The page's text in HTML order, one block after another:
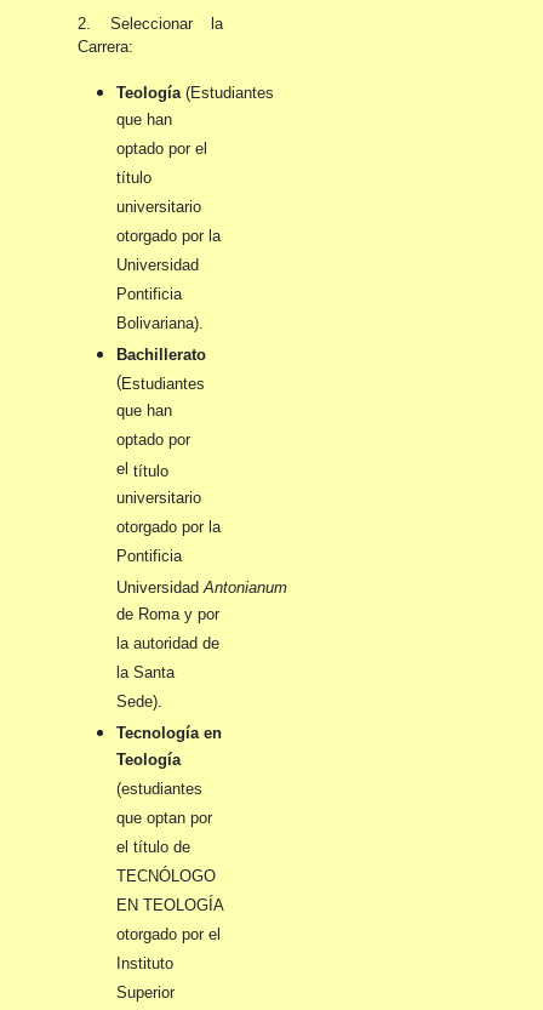
2. Seleccionar la
Carrera:
Teología (Estudiantes
que han
optado por el
título
universitario
otorgado por la
Universidad
Pontificia
Bolivariana).
Bachillerato
(Estudiantes
que han
optado por
el título
universitario
otorgado por la
Pontificia
Universidad Antonianum
de Roma y por
la autoridad de
la Santa
Sede).
Tecnología en
Teología
(estudiantes
que optan por
el título de
TECNÓLOGO
EN TEOLOGÍA
otorgado por el
Instituto
Superior